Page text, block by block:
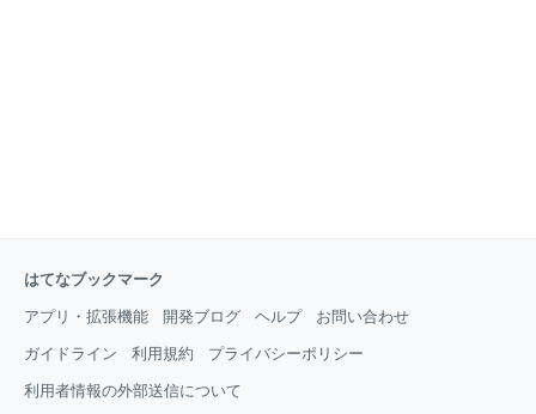
はてなブックマーク
アプリ・拡張機能 開発ブログ ヘルプ お問い合わせ
ガイドライン 利用規約 プライバシーポリシー
利用者情報の外部送信について